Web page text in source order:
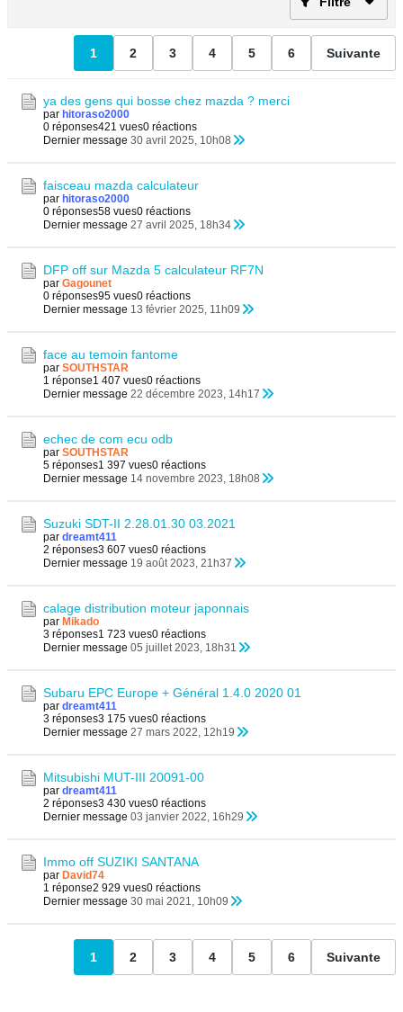
1 2 3 4 5 6 Suivante
ya des gens qui bosse chez mazda ? merci
par hitoraso2000
0 réponses421 vues0 réactions
Dernier message 30 avril 2025, 10h08
faisceau mazda calculateur
par hitoraso2000
0 réponses58 vues0 réactions
Dernier message 27 avril 2025, 18h34
DFP off sur Mazda 5 calculateur RF7N
par Gagounet
0 réponses95 vues0 réactions
Dernier message 13 février 2025, 11h09
face au temoin fantome
par SOUTHSTAR
1 réponse1 407 vues0 réactions
Dernier message 22 décembre 2023, 14h17
echec de com ecu odb
par SOUTHSTAR
5 réponses1 397 vues0 réactions
Dernier message 14 novembre 2023, 18h08
Suzuki SDT-II 2.28.01.30 03.2021
par dreamt411
2 réponses3 607 vues0 réactions
Dernier message 19 août 2023, 21h37
calage distribution moteur japonnais
par Mikado
3 réponses1 723 vues0 réactions
Dernier message 05 juillet 2023, 18h31
Subaru EPC Europe + Général 1.4.0 2020 01
par dreamt411
3 réponses3 175 vues0 réactions
Dernier message 27 mars 2022, 12h19
Mitsubishi MUT-III 20091-00
par dreamt411
2 réponses3 430 vues0 réactions
Dernier message 03 janvier 2022, 16h29
Immo off SUZIKI SANTANA
par David74
1 réponse2 929 vues0 réactions
Dernier message 30 mai 2021, 10h09
1 2 3 4 5 6 Suivante